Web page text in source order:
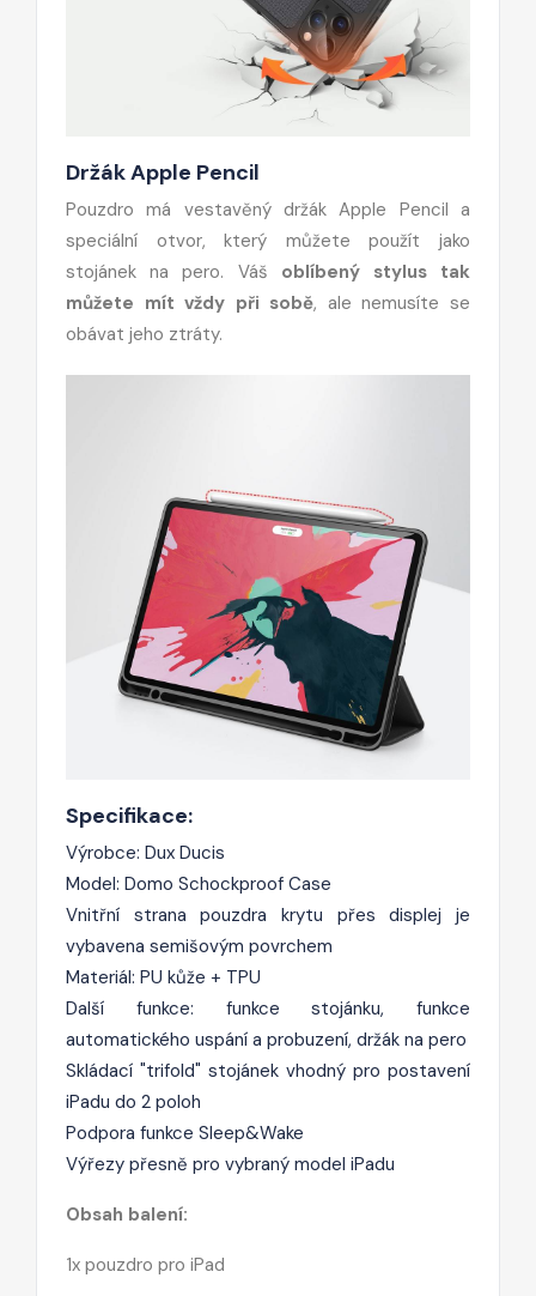
Držák Apple Pencil
Pouzdro má vestavěný držák Apple Pencil a
speciální otvor, který můžete použít jako
stojánek na pero. Váš oblíbený stylus tak
můžete mít vždy při sobě, ale nemusíte se
obávat jeho ztráty.
Specifikace:
Výrobce: Dux Ducis
Model: Domo Schockproof Case
Vnitřní strana pouzdra krytu přes displej je
vybavena semišovým povrchem
Materiál: PU kůže + TPU
Další funkce: funkce stojánku, funkce
automatického uspání a probuzení, držák na pero
Skládací "trifold" stojánek vhodný pro postavení
iPadu do 2 poloh
Podpora funkce Sleep&Wake
Výřezy přesně pro vybraný model iPadu
Obsah balení:
1x pouzdro pro iPad